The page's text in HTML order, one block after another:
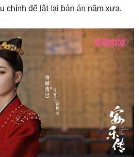
chính để lật lại bản án năm xưa.